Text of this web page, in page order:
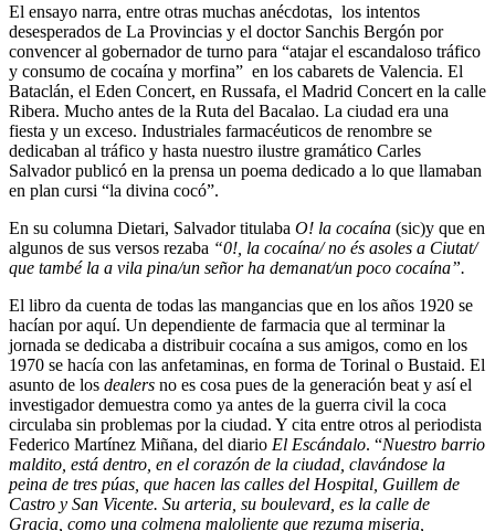
El ensayo narra, entre otras muchas anécdotas, los intentos
desesperados de La Provincias y el doctor Sanchis Bergón por
convencer al gobernador de turno para “atajar el escandaloso tráfico
y consumo de cocaína y morfina” en los cabarets de Valencia. El
Bataclán, el Eden Concert, en Russafa, el Madrid Concert en la calle
Ribera. Mucho antes de la Ruta del Bacalao. La ciudad era una
fiesta y un exceso. Industriales farmacéuticos de renombre se
dedicaban al tráfico y hasta nuestro ilustre gramático Carles
Salvador publicó en la prensa un poema dedicado a lo que llamaban
en plan cursi “la divina cocó”.
En su columna Dietari, Salvador titulaba O! la cocaína (sic)y que en
algunos de sus versos rezaba “0!, la cocaína/ no és asoles a Ciutat/
que també la a vila pina/un señor ha demanat/un poco cocaína”.
El libro da cuenta de todas las mangancias que en los años 1920 se
hacían por aquí. Un dependiente de farmacia que al terminar la
jornada se dedicaba a distribuir cocaína a sus amigos, como en los
1970 se hacía con las anfetaminas, en forma de Torinal o Bustaid. El
asunto de los dealers no es cosa pues de la generación beat y así el
investigador demuestra como ya antes de la guerra civil la coca
circulaba sin problemas por la ciudad. Y cita entre otros al periodista
Federico Martínez Miñana, del diario El Escándalo. “Nuestro barrio
maldito, está dentro, en el corazón de la ciudad, clavándose la
peina de tres púas, que hacen las calles del Hospital, Guillem de
Castro y San Vicente. Su arteria, su boulevard, es la calle de
Gracia, como una colmena maloliente que rezuma miseria,